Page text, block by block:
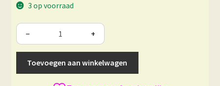
3 op voorraad
− +
Toevoegen aan winkelwagen